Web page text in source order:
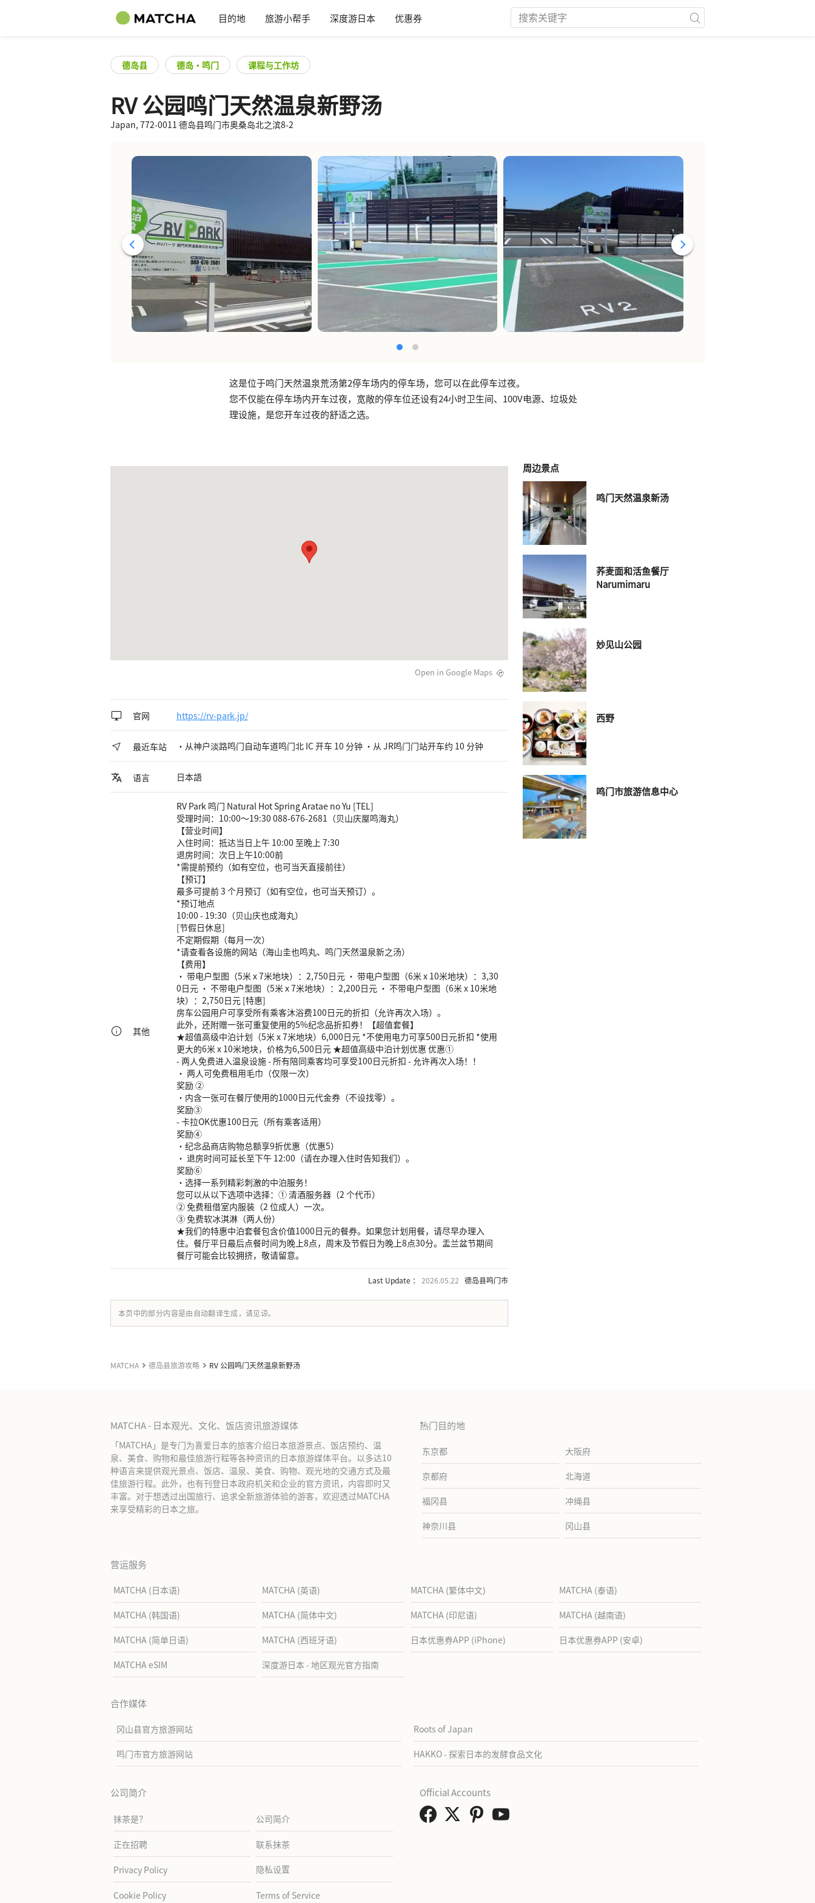
目的地 旅游小帮手 深度游日本 优惠券
德岛县 德岛・鸣门 课程与工作坊
RV 公园鸣门天然温泉新野汤
Japan, 772-0011 德岛县鸣门市奥桑岛北之滨8-2
这是位于鸣门天然温泉荒汤第2停车场内的停车场，您可以在此停车过夜。
您不仅能在停车场内开车过夜，宽敞的停车位还设有24小时卫生间、100V电源、垃圾处
理设施，是您开车过夜的舒适之选。
Open in Google Maps
官网 https://rv-park.jp/
最近车站 ・从神户淡路鸣门自动车道鸣门北 IC 开车 10 分钟 ・从 JR鸣门门站开车约 10 分钟
语言 日本語
其他
RV Park 鸣门 Natural Hot Spring Aratae no Yu [TEL]
受理时间：10:00～19:30 088-676-2681（贝山庆屋鸣海丸）
【营业时间】
入住时间：抵达当日上午 10:00 至晚上 7:30
退房时间：次日上午10:00前
*需提前预约（如有空位，也可当天直接前往）
【预订】
最多可提前 3 个月预订（如有空位，也可当天预订）。
*预订地点
10:00 - 19:30（贝山庆也成海丸）
[节假日休息]
不定期假期（每月一次）
*请查看各设施的网站（海山圭也鸣丸、鸣门天然温泉新之汤）
【费用】
• 带电户型图（5米 x 7米地块）：2,750日元 • 带电户型图（6米 x 10米地块）：3,30
0日元 • 不带电户型图（5米 x 7米地块）：2,200日元 • 不带电户型图（6米 x 10米地
块）：2,750日元 [特惠]
房车公园用户可享受所有乘客沐浴费100日元的折扣（允许再次入场）。
此外，还附赠一张可重复使用的5%纪念品折扣券！【超值套餐】
★超值高级中泊计划（5米 x 7米地块）6,000日元 *不使用电力可享500日元折扣 *使用
更大的6米 x 10米地块，价格为6,500日元 ★超值高级中泊计划优惠 优惠①
- 两人免费进入温泉设施 - 所有陪同乘客均可享受100日元折扣 - 允许再次入场！！
• 两人可免费租用毛巾（仅限一次）
奖励 ②
・内含一张可在餐厅使用的1000日元代金券（不设找零）。
奖励③
- 卡拉OK优惠100日元（所有乘客适用）
奖励④
・纪念品商店购物总额享9折优惠（优惠5）
• 退房时间可延长至下午 12:00（请在办理入住时告知我们）。
奖励⑥
・选择一系列精彩刺激的中泊服务！
您可以从以下选项中选择：① 清酒服务器（2 个代币）
② 免费租借室内服装（2 位成人）一次。
③ 免费软冰淇淋（两人份）
★我们的特惠中泊套餐包含价值1000日元的餐券。如果您计划用餐，请尽早办理入
住。餐厅平日最后点餐时间为晚上8点，周末及节假日为晚上8点30分。盂兰盆节期间
餐厅可能会比较拥挤，敬请留意。
Last Update ： 2026.05.22 德岛县鸣门市
本页中的部分内容是由自动翻译生成，请见谅。
周边景点
鸣门天然温泉新汤
荞麦面和活鱼餐厅
Narumimaru
妙见山公园
西野
鸣门市旅游信息中心
MATCHA 德岛县旅游攻略 RV 公园鸣门天然温泉新野汤
MATCHA - 日本观光、文化、饭店资讯旅游媒体
「MATCHA」是专门为喜爱日本的旅客介绍日本旅游景点、饭店预约、温
泉、美食、购物和最佳旅游行程等各种资讯的日本旅游媒体平台。以多达10
种语言来提供观光景点、饭店、温泉、美食、购物、观光地的交通方式及最
佳旅游行程。此外，也有刊登日本政府机关和企业的官方资讯，内容即时又
丰富。对于想透过出国旅行、追求全新旅游体验的游客，欢迎透过MATCHA
来享受精彩的日本之旅。
热门目的地
东京都 大阪府
京都府 北海道
福冈县 冲绳县
神奈川县 冈山县
营运服务
MATCHA (日本语) MATCHA (英语) MATCHA (繁体中文) MATCHA (泰语)
MATCHA (韩国语) MATCHA (简体中文) MATCHA (印尼语) MATCHA (越南语)
MATCHA (简单日语) MATCHA (西班牙语) 日本优惠券APP (iPhone) 日本优惠券APP (安卓)
MATCHA eSIM 深度游日本 - 地区观光官方指南
合作媒体
冈山县官方旅游网站 Roots of Japan
鸣门市官方旅游网站 HAKKO - 探索日本的发酵食品文化
公司简介
抹茶是？ 公司简介
正在招聘 联系抹茶
Privacy Policy 隐私设置
Cookie Policy Terms of Service
Official Accounts